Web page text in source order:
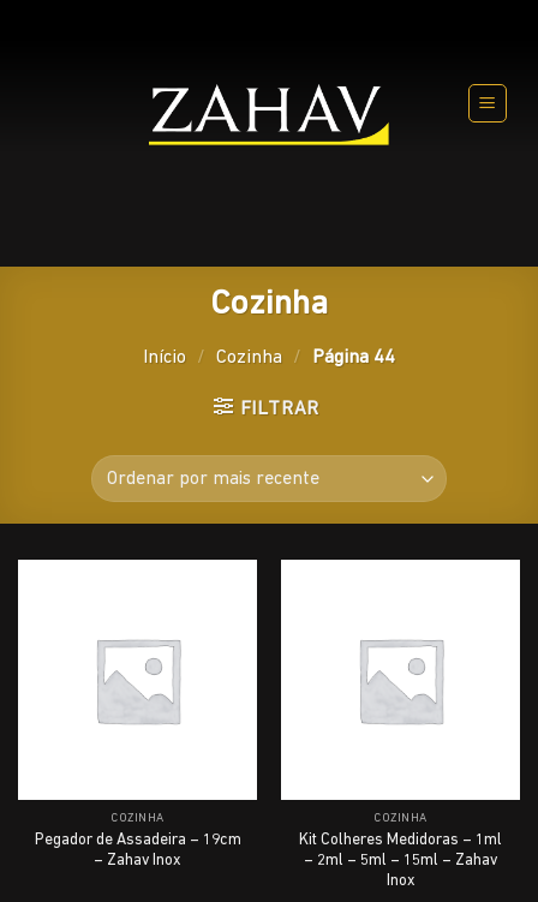
Cozinha
Início / Cozinha / Página 44
FILTRAR
COZINHA
Pegador de Assadeira – 19cm
– Zahav Inox
COZINHA
Kit Colheres Medidoras – 1ml
– 2ml – 5ml – 15ml – Zahav
Inox